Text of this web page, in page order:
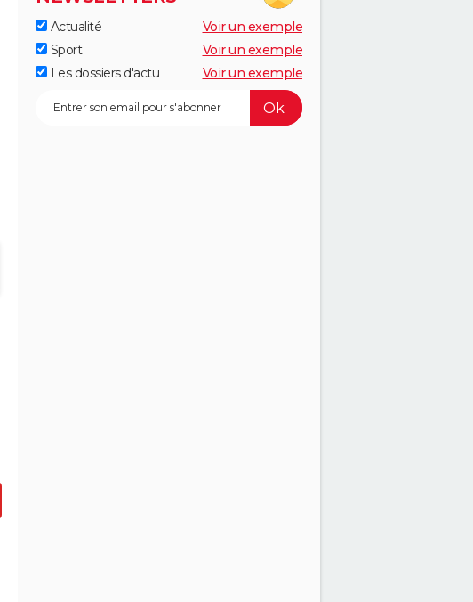
Actualité
Voir un exemple
Sport
Voir un exemple
Les dossiers d'actu
Voir un exemple